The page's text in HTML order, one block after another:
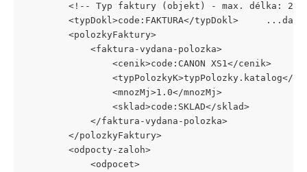
<!-- Typ faktury (objekt) - max. délka: 20
<typDokl>code:FAKTURA</typDokl>
		<polozkyFaktury>
			<faktura-vydana-polozka>
				<cenik>code:CANON XS1</cenik>
<typPolozkyK>typPolozky.katalog</
				<mnozMj>1.0</mnozMj>
				<sklad>code:SKLAD</sklad>
			</faktura-vydana-polozka>
		</polozkyFaktury>
		<odpocty-zaloh>
			<odpocet>